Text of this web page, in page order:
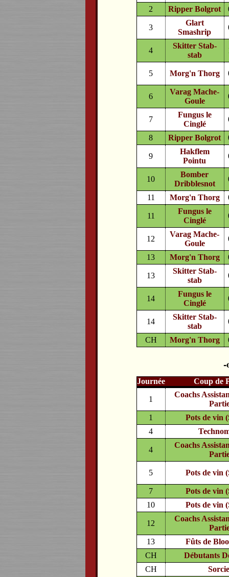
2 Ripper Bolgrot
3
Glart
Smashrip
4
Skitter Stab-
stab
5 Morg'n Thorg
6
Varag Mache-
Goule
7
Fungus le
Cinglé
8 Ripper Bolgrot
9
Hakflem
Pointu
10
Bomber
Dribblesnot
11 Morg'n Thorg
11
Fungus le
Cinglé
12
Varag Mache-
Goule
13 Morg'n Thorg
13
Skitter Stab-
stab
14
Fungus le
Cinglé
14
Skitter Stab-
stab
CH Morg'n Thorg
Journée Coup de
1
Coachs
1
Pots de vin
4
4
Coachs
5 Pots de vin
7
Pots de vin
10
Pots de vin
12
Coachs
13
Fûts de
CH
Débutants
CH